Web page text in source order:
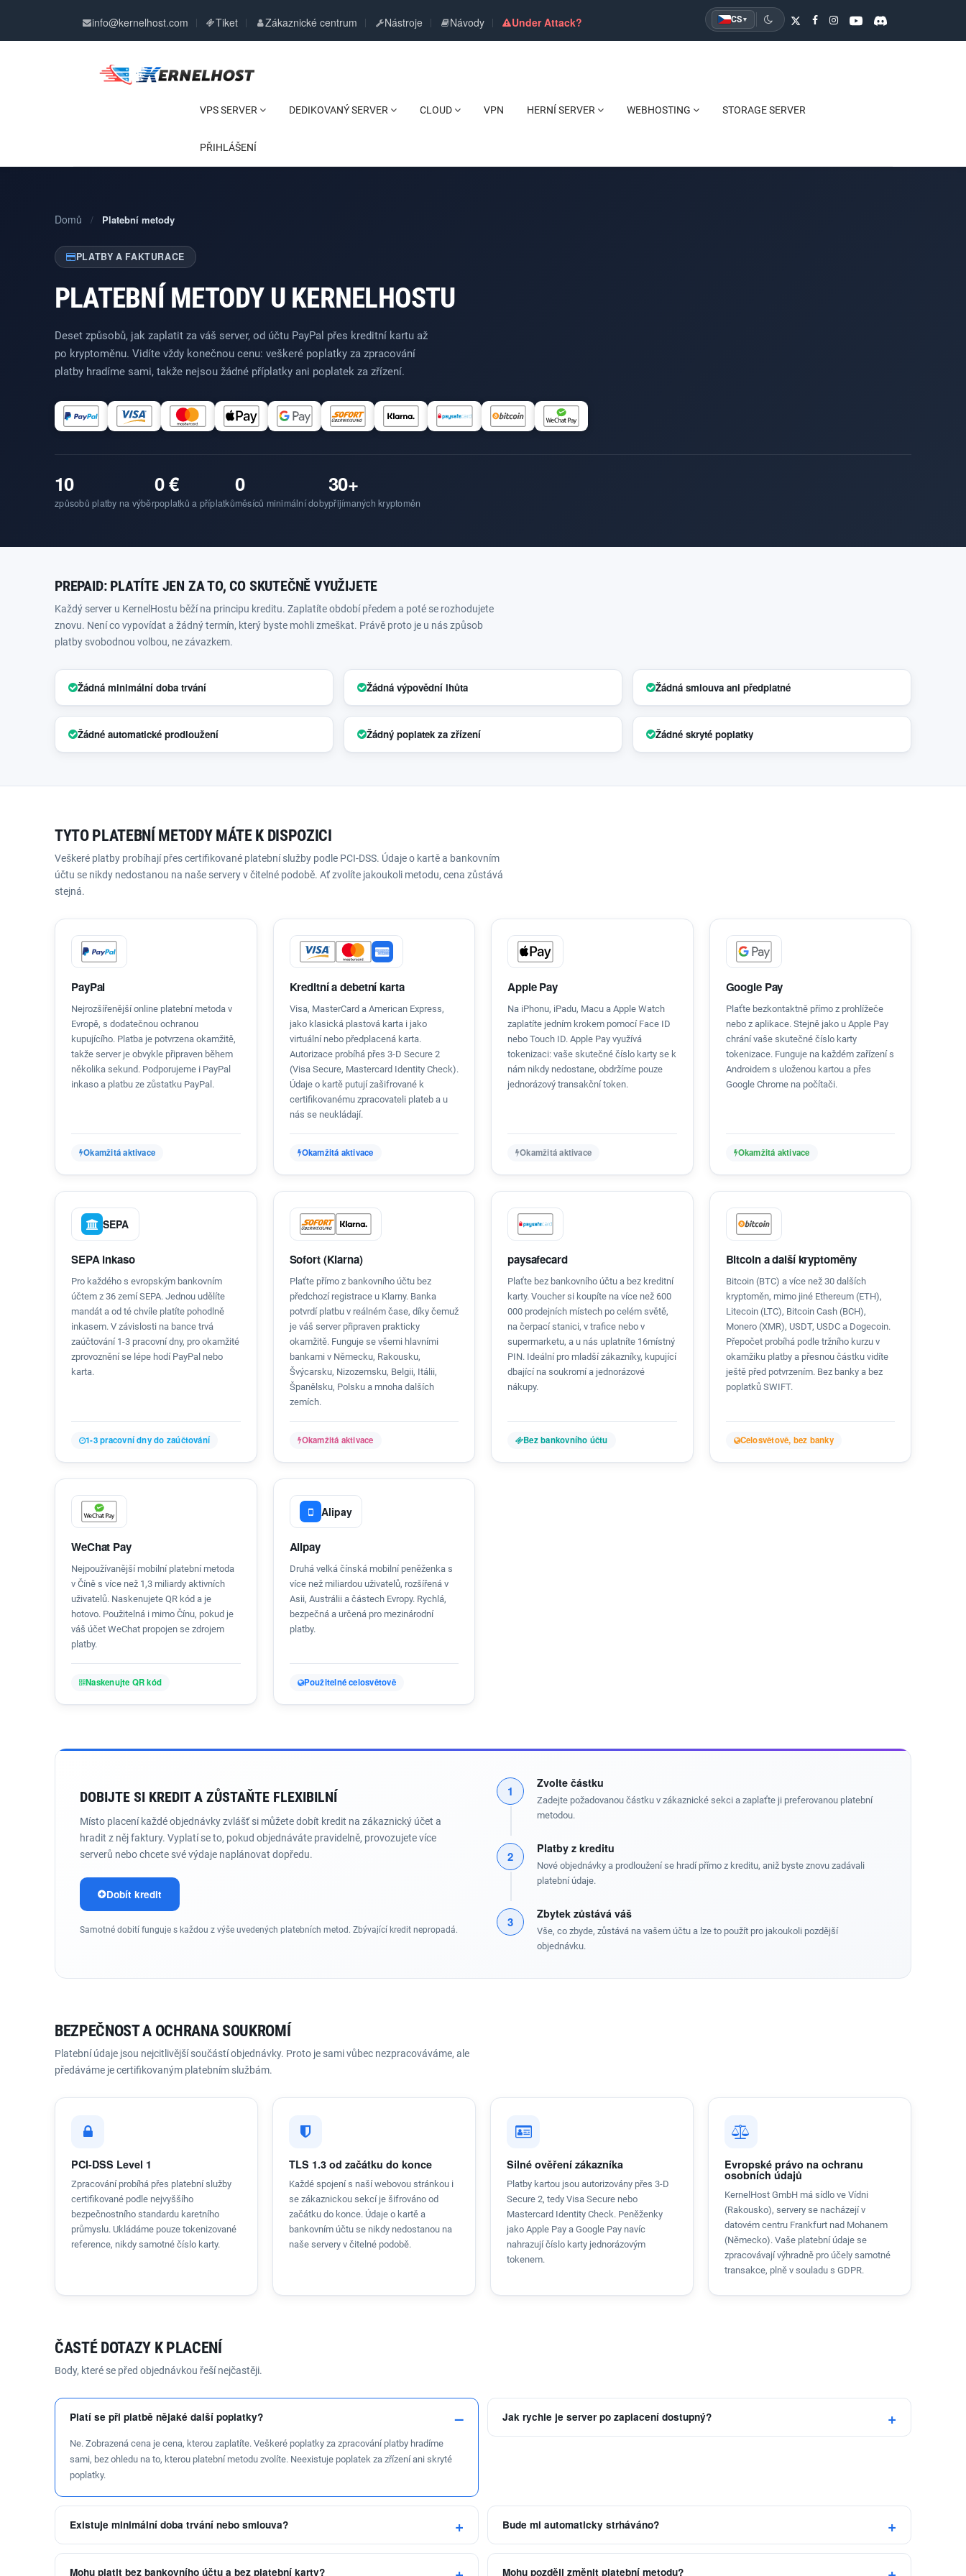
info@kernelhost.com Tiket Zákaznické centrum Nástroje Návody Under Attack? CS ▾
VPS SERVER DEDIKOVANÝ SERVER CLOUD VPN HERNÍ SERVER WEBHOSTING STORAGE SERVER
PŘIHLÁŠENÍ
Domů / Platební metody
PLATBY A FAKTURACE
PLATEBNÍ METODY U KERNELHOSTU
Deset způsobů, jak zaplatit za váš server, od účtu PayPal přes kreditní kartu až
po kryptoměnu. Vidíte vždy konečnou cenu: veškeré poplatky za zpracování
platby hradíme sami, takže nejsou žádné příplatky ani poplatek za zřízení.
10
způsobů platby na výběr
0 €
poplatků a příplatků
0
měsíců minimální doby
30+
přijímaných kryptoměn
PREPAID: PLATÍTE JEN ZA TO, CO SKUTEČNĚ VYUŽIJETE
Každý server u KernelHostu běží na principu kreditu. Zaplatíte období předem a poté se rozhodujete
znovu. Není co vypovídat a žádný termín, který byste mohli zmeškat. Právě proto je u nás způsob
platby svobodnou volbou, ne závazkem.
Žádná minimální doba trvání Žádná výpovědní lhůta Žádná smlouva ani předplatné
Žádné automatické prodloužení Žádný poplatek za zřízení Žádné skryté poplatky
TYTO PLATEBNÍ METODY MÁTE K DISPOZICI
Veškeré platby probíhají přes certifikované platební služby podle PCI-DSS. Údaje o kartě a bankovním
účtu se nikdy nedostanou na naše servery v čitelné podobě. Ať zvolíte jakoukoli metodu, cena zůstává
stejná.
PayPal
Nejrozšířenější online platební metoda v
Evropě, s dodatečnou ochranou
kupujícího. Platba je potvrzena okamžitě,
takže server je obvykle připraven během
několika sekund. Podporujeme i PayPal
inkaso a platbu ze zůstatku PayPal.
Okamžitá aktivace
Kreditní a debetní karta
Visa, MasterCard a American Express,
jako klasická plastová karta i jako
virtuální nebo předplacená karta.
Autorizace probíhá přes 3-D Secure 2
(Visa Secure, Mastercard Identity Check).
Údaje o kartě putují zašifrované k
certifikovanému zpracovateli plateb a u
nás se neukládají.
Okamžitá aktivace
Apple Pay
Na iPhonu, iPadu, Macu a Apple Watch
zaplatíte jedním krokem pomocí Face ID
nebo Touch ID. Apple Pay využívá
tokenizaci: vaše skutečné číslo karty se k
nám nikdy nedostane, obdržíme pouze
jednorázový transakční token.
Okamžitá aktivace
Google Pay
Plaťte bezkontaktně přímo z prohlížeče
nebo z aplikace. Stejně jako u Apple Pay
chrání vaše skutečné číslo karty
tokenizace. Funguje na každém zařízení s
Androidem s uloženou kartou a přes
Google Chrome na počítači.
Okamžitá aktivace
SEPA
SEPA inkaso
Pro každého s evropským bankovním
účtem z 36 zemí SEPA. Jednou udělíte
mandát a od té chvíle platíte pohodlně
inkasem. V závislosti na bance trvá
zaúčtování 1-3 pracovní dny, pro okamžité
zprovoznění se lépe hodí PayPal nebo
karta.
1-3 pracovní dny do zaúčtování
Sofort (Klarna)
Plaťte přímo z bankovního účtu bez
předchozí registrace u Klarny. Banka
potvrdí platbu v reálném čase, díky čemuž
je váš server připraven prakticky
okamžitě. Funguje se všemi hlavními
bankami v Německu, Rakousku,
Švýcarsku, Nizozemsku, Belgii, Itálii,
Španělsku, Polsku a mnoha dalších
zemích.
Okamžitá aktivace
paysafecard
Plaťte bez bankovního účtu a bez kreditní
karty. Voucher si koupíte na více než 600
000 prodejních místech po celém světě,
na čerpací stanici, v trafice nebo v
supermarketu, a u nás uplatníte 16místný
PIN. Ideální pro mladší zákazníky, kupující
dbající na soukromí a jednorázové
nákupy.
Bez bankovního účtu
Bitcoin a další kryptoměny
Bitcoin (BTC) a více než 30 dalších
kryptoměn, mimo jiné Ethereum (ETH),
Litecoin (LTC), Bitcoin Cash (BCH),
Monero (XMR), USDT, USDC a Dogecoin.
Přepočet probíhá podle tržního kurzu v
okamžiku platby a přesnou částku vidíte
ještě před potvrzením. Bez banky a bez
poplatků SWIFT.
Celosvětově, bez banky
WeChat Pay
Nejpoužívanější mobilní platební metoda
v Číně s více než 1,3 miliardy aktivních
uživatelů. Naskenujete QR kód a je
hotovo. Použitelná i mimo Čínu, pokud je
váš účet WeChat propojen se zdrojem
platby.
Naskenujte QR kód
Alipay
Alipay
Druhá velká čínská mobilní peněženka s
více než miliardou uživatelů, rozšířená v
Asii, Austrálii a částech Evropy. Rychlá,
bezpečná a určená pro mezinárodní
platby.
Použitelné celosvětově
DOBIJTE SI KREDIT A ZŮSTAŇTE FLEXIBILNÍ
Místo placení každé objednávky zvlášť si můžete dobít kredit na zákaznický účet a
hradit z něj faktury. Vyplatí se to, pokud objednáváte pravidelně, provozujete více
serverů nebo chcete své výdaje naplánovat dopředu.
Dobít kredit
Samotné dobití funguje s každou z výše uvedených platebních metod. Zbývající kredit nepropadá.
1
Zvolte částku
Zadejte požadovanou částku v zákaznické sekci a zaplaťte ji preferovanou platební
metodou.
2
Platby z kreditu
Nové objednávky a prodloužení se hradí přímo z kreditu, aniž byste znovu zadávali
platební údaje.
3
Zbytek zůstává váš
Vše, co zbyde, zůstává na vašem účtu a lze to použít pro jakoukoli pozdější
objednávku.
BEZPEČNOST A OCHRANA SOUKROMÍ
Platební údaje jsou nejcitlivější součástí objednávky. Proto je sami vůbec nezpracováváme, ale
předáváme je certifikovaným platebním službám.
PCI-DSS Level 1
Zpracování probíhá přes platební služby
certifikované podle nejvyššího
bezpečnostního standardu karetního
průmyslu. Ukládáme pouze tokenizované
reference, nikdy samotné číslo karty.
TLS 1.3 od začátku do konce
Každé spojení s naší webovou stránkou i
se zákaznickou sekcí je šifrováno od
začátku do konce. Údaje o kartě a
bankovním účtu se nikdy nedostanou na
naše servery v čitelné podobě.
Silné ověření zákazníka
Platby kartou jsou autorizovány přes 3-D
Secure 2, tedy Visa Secure nebo
Mastercard Identity Check. Peněženky
jako Apple Pay a Google Pay navíc
nahrazují číslo karty jednorázovým
tokenem.
Evropské právo na ochranu
osobních údajů
KernelHost GmbH má sídlo ve Vídni
(Rakousko), servery se nacházejí v
datovém centru Frankfurt nad Mohanem
(Německo). Vaše platební údaje se
zpracovávají výhradně pro účely samotné
transakce, plně v souladu s GDPR.
ČASTÉ DOTAZY K PLACENÍ
Body, které se před objednávkou řeší nejčastěji.
Platí se při platbě nějaké další poplatky?
Ne. Zobrazená cena je cena, kterou zaplatíte. Veškeré poplatky za zpracování platby hradíme
sami, bez ohledu na to, kterou platební metodu zvolíte. Neexistuje poplatek za zřízení ani skryté
poplatky.
Jak rychle je server po zaplacení dostupný?
Existuje minimální doba trvání nebo smlouva? Bude mi automaticky strháváno?
Mohu platit bez bankovního účtu a bez platební karty? Mohu později změnit platební metodu?